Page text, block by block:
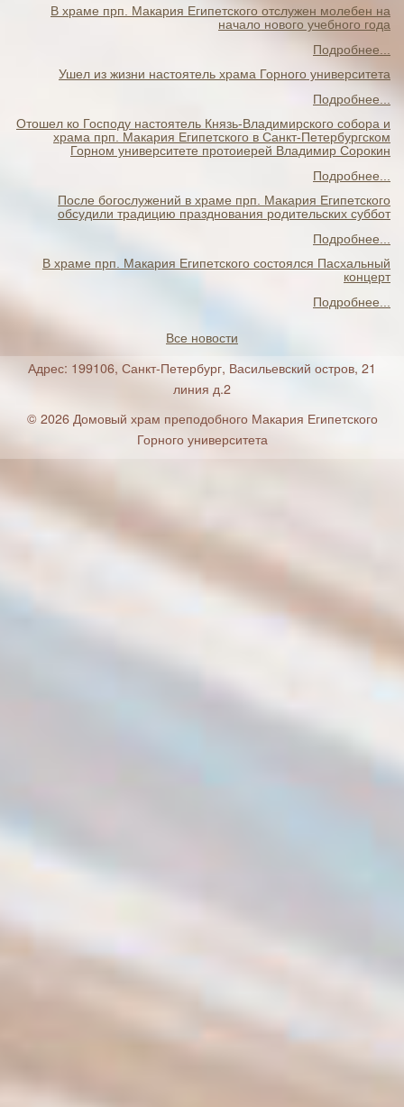
В храме прп. Макария Египетского отслужен молебен на
начало нового учебного года
Подробнее...
Ушел из жизни настоятель храма Горного университета
Подробнее...
Отошел ко Господу настоятель Князь-Владимирского собора и
храма прп. Макария Египетского в Санкт-Петербургском
Горном университете протоиерей Владимир Сорокин
Подробнее...
После богослужений в храме прп. Макария Египетского
обсудили традицию празднования родительских суббот
Подробнее...
В храме прп. Макария Египетского состоялся Пасхальный
концерт
Подробнее...
Все новости
Адрес: 199106, Санкт-Петербург, Васильевский остров, 21
линия д.2
© 2026 Домовый храм преподобного Макария Египетского
Горного университета